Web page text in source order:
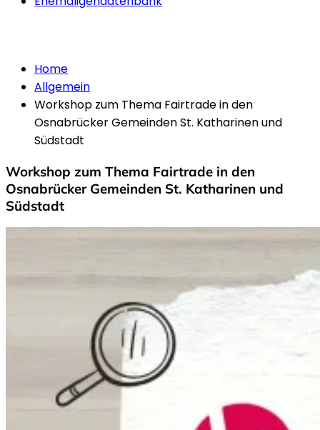
Home
Allgemein
Workshop zum Thema Fairtrade in den
Osnabrücker Gemeinden St. Katharinen und
Südstadt
Workshop zum Thema Fairtrade in den
Osnabrücker Gemeinden St. Katharinen und
Südstadt